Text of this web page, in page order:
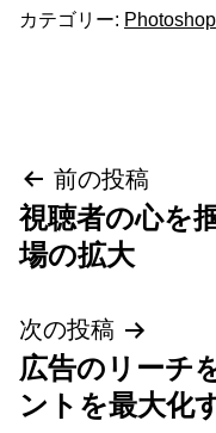
カテゴリー: Photoshop
投
稿
ビ
ゲ
前の投稿
視聴者の心を
場の拡大
次の投稿
広告のリーチ
ントを最大化